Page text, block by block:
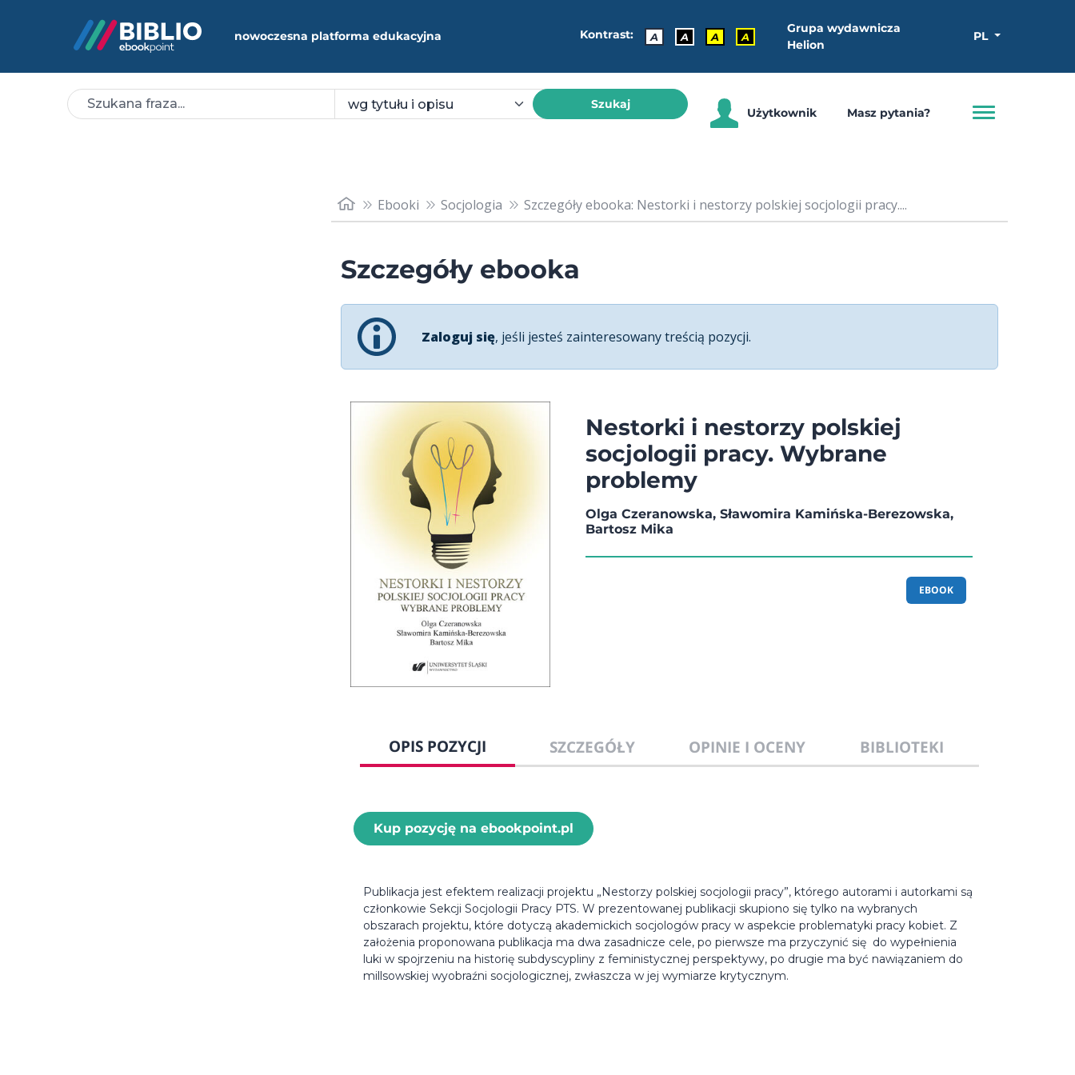
nowoczesna platforma edukacyjna Kontrast: A A A A
Grupa wydawnicza
Helion
PL
Szukaj
Użytkownik Masz pytania?
Ebooki Socjologia Szczegóły ebooka: Nestorki i nestorzy polskiej socjologii pracy....
Szczegóły ebooka
Zaloguj się, jeśli jesteś zainteresowany treścią pozycji.
Nestorki i nestorzy polskiej
socjologii pracy. Wybrane
problemy
Olga Czeranowska, Sławomira Kamińska-Berezowska,
Bartosz Mika
EBOOK
OPIS POZYCJI SZCZEGÓŁY OPINIE I OCENY BIBLIOTEKI
Kup pozycję na ebookpoint.pl
Publikacja jest efektem realizacji projektu „Nestorzy polskiej socjologii pracy”, którego autorami i autorkami są
członkowie Sekcji Socjologii Pracy PTS. W prezentowanej publikacji skupiono się tylko na wybranych
obszarach projektu, które dotyczą akademickich socjologów pracy w aspekcie problematyki pracy kobiet. Z
założenia proponowana publikacja ma dwa zasadnicze cele, po pierwsze ma przyczynić się do wypełnienia
luki w spojrzeniu na historię subdyscypliny z feministycznej perspektywy, po drugie ma być nawiązaniem do
millsowskiej wyobraźni socjologicznej, zwłaszcza w jej wymiarze krytycznym.